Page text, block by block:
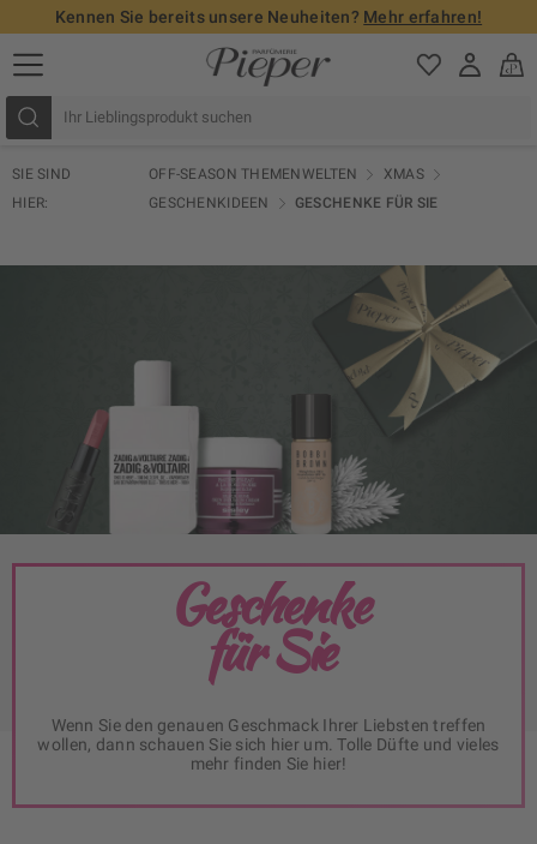
Kennen Sie bereits unsere Neuheiten? Mehr erfahren!
SIE SIND
HIER:
OFF-SEASON THEMENWELTEN
XMAS
GESCHENKIDEEN
GESCHENKE FÜR SIE
Geschenke
für Sie
Wenn Sie den genauen Geschmack Ihrer Liebsten treffen
wollen, dann schauen Sie sich hier um. Tolle Düfte und vieles
mehr finden Sie hier!